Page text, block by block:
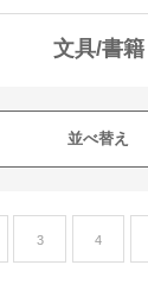
文具/書籍
並べ替え
3 4